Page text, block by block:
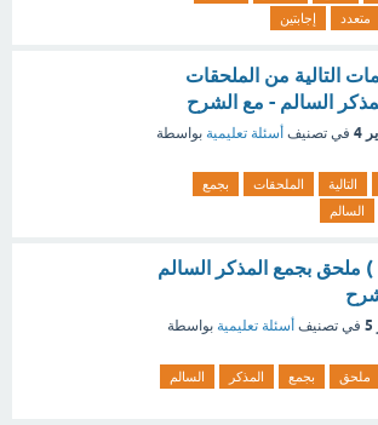
متعدد إجابتين
التالية من الملحقات
السالم - مع الشرح
4 في تصنيف أسئلة تعليمية بواسطة
التالية الملحقات
بجمع
السالم
) ملحق بجمع المذكر السالم
في تصنيف أسئلة تعليمية بواسطة
ملحق بجمع المذكر السالم